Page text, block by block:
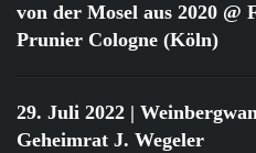
von der Mosel aus 2020 @
Prunier Cologne (Köln)
29. Juli 2022 |
Geheimrat J. Wegeler